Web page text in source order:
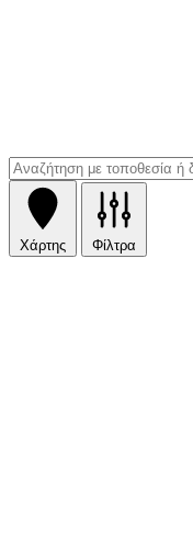
Χάρτης Φίλτρα